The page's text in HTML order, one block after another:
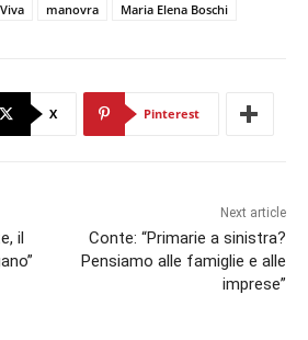
manovra Maria Elena Boschi
X Pinterest
il
Next article
Conte: “Primarie a sinistra?
Pensiamo alle famiglie e alle
imprese”